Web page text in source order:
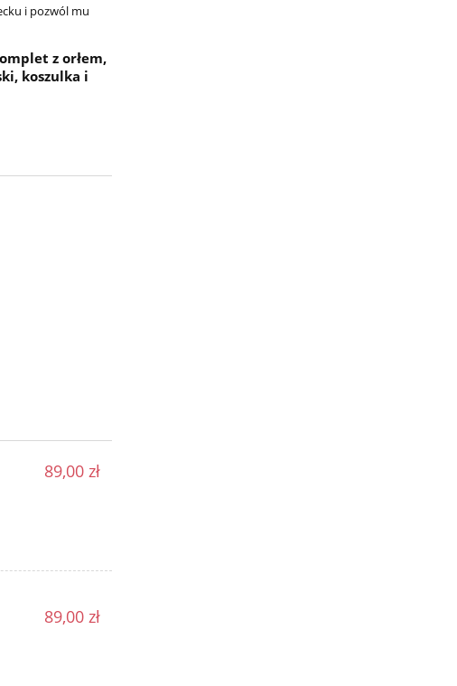
i pozwól mu
z orłem,
koszulka i
89,00 zł
89,00 zł